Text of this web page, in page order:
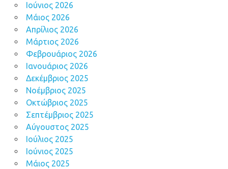
Ιούνιος 2026
Μάιος 2026
Απρίλιος 2026
Μάρτιος 2026
Φεβρουάριος 2026
Ιανουάριος 2026
Δεκέμβριος 2025
Νοέμβριος 2025
Οκτώβριος 2025
Σεπτέμβριος 2025
Αύγουστος 2025
Ιούλιος 2025
Ιούνιος 2025
Μάιος 2025